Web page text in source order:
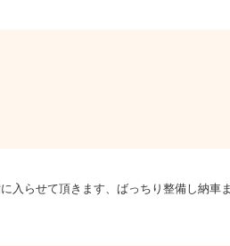
入らせて頂きます、ばっちり整備し納車